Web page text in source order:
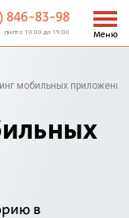
846-83-98
пн-пт с 10:00 до 19:00 Меню
мобильных
в